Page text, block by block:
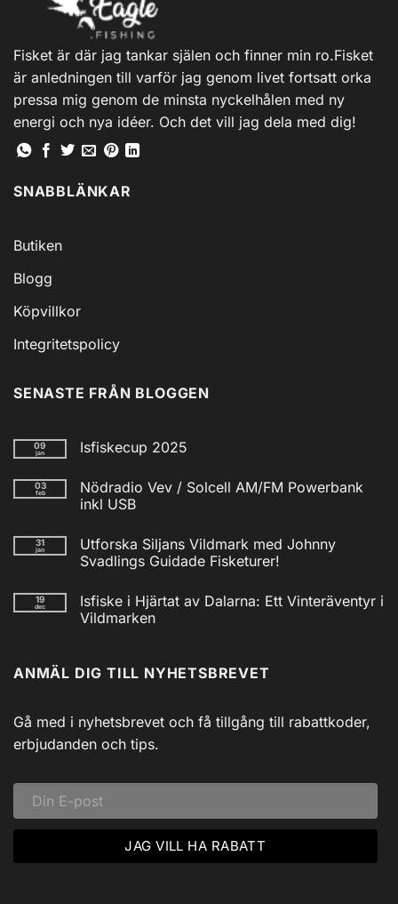
Fisket är där jag tankar själen och finner min ro.Fisket
är anledningen till varför jag genom livet fortsatt orka
pressa mig genom de minsta nyckelhålen med ny
energi och nya idéer. Och det vill jag dela med dig!
SNABBLÄNKAR
Butiken
Blogg
Köpvillkor
Integritetspolicy
SENASTE FRÅN BLOGGEN
09
jan Isfiskecup 2025
till
Isfiskecup
2025
03
feb
Nödradio Vev / Solcell AM/FM Powerbank
inkl USB
till
Nödradio
Vev
AM/FM
Powerbank
inkl
31
jan
Utforska Siljans Vildmark med Johnny
Svadlings Guidade Fisketurer!
till
Utforska
Siljans
Svadlings
Guidade
19
dec
Isfiske i Hjärtat av Dalarna: Ett Vinteräventyr i
Vildmarken
Isfiske
i
Dalarna:
Ett
Vinteräventyr
i
ANMÄL DIG TILL NYHETSBREVET
Gå med i nyhetsbrevet och få tillgång till rabattkoder,
erbjudanden och tips.